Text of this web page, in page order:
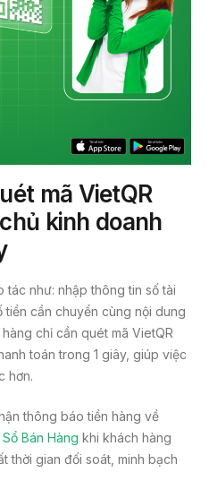
mã VietQR
kinh doanh
tác như: nhập thông tin số tài
cần chuyển cùng nội dung
chỉ cần quét mã VietQR
toán trong 1 giây, giúp việc
hơn.
thông báo tiền hàng về
Sổ Bán Hàng khi khách hàng
thời gian đối soát, minh bạch